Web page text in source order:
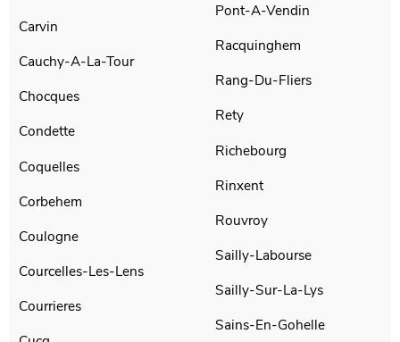
Carvin
Cauchy-A-La-Tour
Chocques
Condette
Coquelles
Corbehem
Coulogne
Courcelles-Les-Lens
Courrieres
Pont-A-Vendin
Racquinghem
Rang-Du-Fliers
Rety
Richebourg
Rinxent
Rouvroy
Sailly-Labourse
Sailly-Sur-La-Lys
Sains-En-Gohelle